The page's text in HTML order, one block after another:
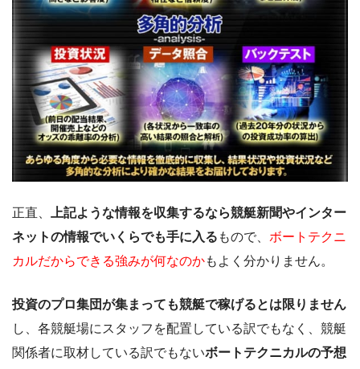
正直、
上記ような情報を収集するなら競艇新聞やインター
ネットの情報でいくらでも手に入る もので、 ボートテクニ
カルだからできる強みが何なのかもよく分かりません。
投資のプロ集団が集まっても競艇で稼げるとは限りません
し、各競艇場にスタッフを配置している訳でもなく、競艇
関係者に取材している訳でもないボートテクニカルの予想